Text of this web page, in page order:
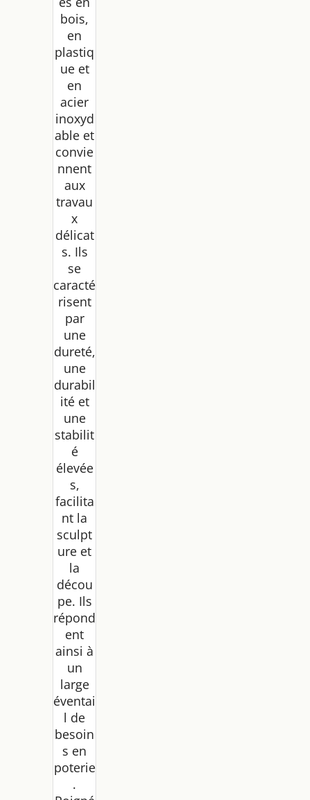
bois,
en
plastiq
ue et
en
acier
inoxyd
able et
convie
nnent
aux
travau
x
délicat
s. Ils
se
caracté
risent
par
une
dureté,
une
durabil
ité et
une
stabilit
é
élevée
s,
facilita
nt la
sculpt
ure et
la
décou
pe. Ils
répond
ent
ainsi à
un
large
éventai
l de
besoin
s en
poterie
.